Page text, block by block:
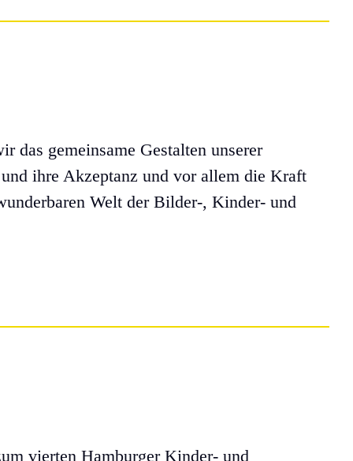
das gemeinsame Gestalten unserer
ihre Akzeptanz und vor allem die Kraft
Welt der Bilder-, Kinder- und
vierten Hamburger Kinder- und